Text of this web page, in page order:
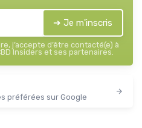
➔ Je m'inscris
j’accepte d’être contacté(e) à
Insiders et ses partenaires.
préférées sur Google